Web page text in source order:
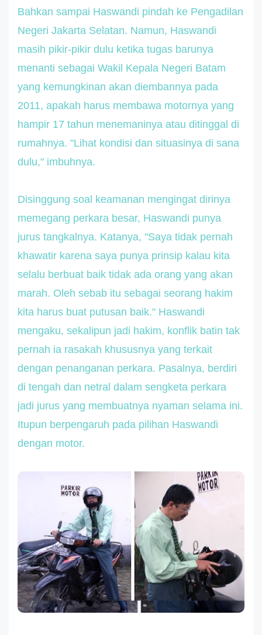
Bahkan sampai Haswandi pindah ke Pengadilan
Negeri Jakarta Selatan. Namun, Haswandi
masih pikir-pikir dulu ketika tugas barunya
menanti sebagai Wakil Kepala Negeri Batam
yang kemungkinan akan diembannya pada
2011, apakah harus membawa motornya yang
hampir 17 tahun menemaninya atau ditinggal di
rumahnya. "Lihat kondisi dan situasinya di sana
dulu," imbuhnya.
Disinggung soal keamanan mengingat dirinya
memegang perkara besar, Haswandi punya
jurus tangkalnya. Katanya, "Saya tidak pernah
khawatir karena saya punya prinsip kalau kita
selalu berbuat baik tidak ada orang yang akan
marah. Oleh sebab itu sebagai seorang hakim
kita harus buat putusan baik." Haswandi
mengaku, sekalipun jadi hakim, konflik batin tak
pernah ia rasakah khususnya yang terkait
dengan penanganan perkara. Pasalnya, berdiri
di tengah dan netral dalam sengketa perkara
jadi jurus yang membuatnya nyaman selama ini.
Itupun berpengaruh pada pilihan Haswandi
dengan motor.